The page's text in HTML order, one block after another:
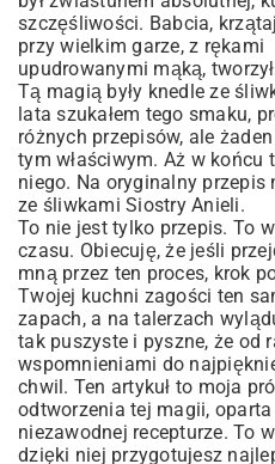
szczęśliwości. Babcia,
przy wielkim garze, z rękami
upudrowanymi mąką,
Tą magią były knedle ze
lata szukałem tego smaku,
różnych przepisów, ale żaden
tym właściwym. Aż w końcu
niego. Na oryginalny przepis
ze śliwkami Siostry Anieli.
To nie jest tylko przepis. To
czasu. Obiecuję, że jeśli
mną przez ten proces, krok
Twojej kuchni zagości ten
zapach, a na talerzach
tak puszyste i pyszne, że od
wspomnieniami do
chwil. Ten artykuł to moja
odtworzenia tej magii, oparta
niezawodnej recepturze. To
dzięki niej przygotujesz